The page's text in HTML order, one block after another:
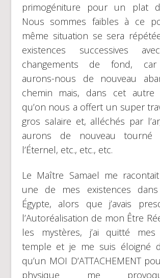
primogéniture pour un plat
Nous sommes faibles à ce
même situation se sera
existences successives
changements de fond, car
aurons-nous de nouveau
chemin mais, dans cet autre
qu’on nous a offert un super
gros salaire et, alléchés par
aurons de nouveau
l’Éternel, etc., etc., etc.
Le Maître Samael me
une de mes existences dans
Égypte, alors que j’avais
l’Autoréalisation de mon Être
les mystères, j’ai quitté
temple et je me suis éloigné
qu’un MOI D’ATTACHEMENT
physique me